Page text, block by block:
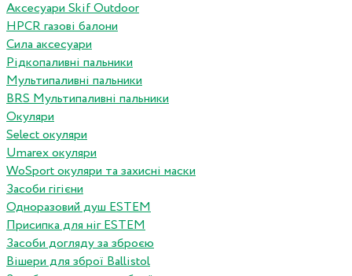
Аксесуари Skif Outdoor
HPCR газові балони
Сила аксесуари
Рідкопаливні пальники
Мультипаливні пальники
BRS Мультипаливні пальники
Окуляри
Select окуляри
Umarex окуляри
WoSport окуляри та захисні маски
Засоби гігієни
Одноразовий душ ESTEM
Присипка для ніг ESTEM
Засоби догляду за зброєю
Вішери для зброї Ballistol